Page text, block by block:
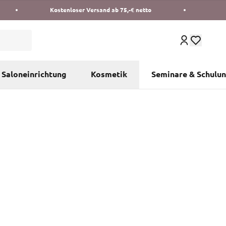
Kostenloser Versand ab 75,-€ netto
Saloneinrichtung Kosmetik Seminare &